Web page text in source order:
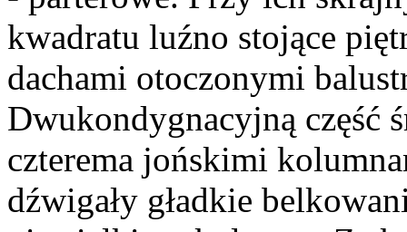
kwadratu luźno stojące
dachami otoczonymi
Dwukondygnacyjną część
czterema jońskimi
dźwigały gładkie